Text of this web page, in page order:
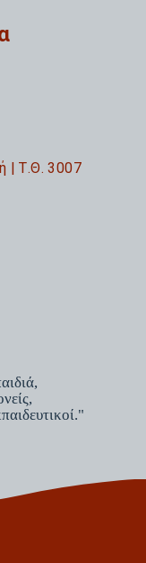
| Τ.Θ. 3007